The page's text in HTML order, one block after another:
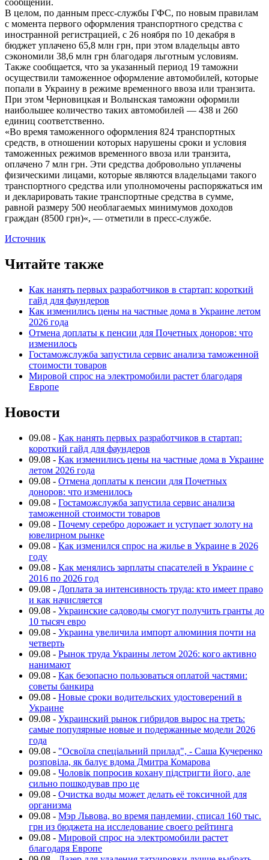
сообщении.
В целом, по данным пресс-службы ГФС, по новым правилам
с момента первого оформления транспортного средства с
иностранной регистрацией, с 26 ноября по 10 декабря в
бюджет уплачено 65,8 млн грн, при этом владельцы авто
сэкономили 38,6 млн грн благодаря льготным условиям.
Также сообщается, что за указанный период 19 таможни
осуществили таможенное оформление автомобилей, которые
попали в Украину в режиме временного ввоза или транзита.
При этом Черновицкая и Волынская таможни оформили
наибольшее количество таких автомобилей — 438 и 260
единиц соответственно.
«Во время таможенного оформления 824 транспортных
средств, в отношении которых нарушены сроки и условия
таможенных режимов временного ввоза или транзита,
оплачено 7 млн грн. Эти средства добровольно уплачены
физическими лицами, которые являются владельцами такого
транспортного средства или уполномочены распоряжаться им
и декларировать такие транспортные средства в сумме,
равной размеру 500 необлагаемых минимумов доходов
граждан (8500 грн)«, — отметили в пресс-службе.
Источник
Читайте также
Как нанять первых разработчиков в стартап: короткий
гайд для фаундеров
Как изменились цены на частные дома в Украине летом
2026 года
Отмена доплаты к пенсии для Почетных доноров: что
изменилось
Гостаможслужба запустила сервис анализа таможенной
стоимости товаров
Мировой спрос на электромобили растет благодаря
Европе
Новости
09.08 - Как нанять первых разработчиков в стартап:
короткий гайд для фаундеров
09.08 - Как изменились цены на частные дома в Украине
летом 2026 года
09.08 - Отмена доплаты к пенсии для Почетных
доноров: что изменилось
09.08 - Гостаможслужба запустила сервис анализа
таможенной стоимости товаров
09.08 - Почему серебро дорожает и уступает золоту на
ювелирном рынке
09.08 - Как изменился спрос на жилье в Украине в 2026
году
09.08 - Как менялись зарплаты спасателей в Украине с
2016 по 2026 год
09.08 - Доплата за интенсивность труда: кто имеет право
и как начисляется
09.08 - Украинские садоводы смогут получить гранты до
10 тысяч евро
09.08 - Украина увеличила импорт алюминия почти на
четверть
09.08 - Рынок труда Украины летом 2026: кого активно
нанимают
09.08 - Как безопасно пользоваться оплатой частями:
советы банкира
09.08 - Новые сроки водительских удостоверений в
Украине
09.08 - Украинский рынок гибридов вырос на треть:
самые популярные новые и подержанные модели 2026
года
09.08 - "Освоїла спеціальний прилад", - Саша Кучеренко
розповіла, як балує вдома Дмитра Комарова
09.08 - Чоловік попросив кохану підстригти його, але
сильно пошкодував про це
09.08 - Очистка воды может делать её токсичной для
организма
09.08 - Мэр Львова, во время пандемии, списал 160 тыс.
грн из бюджета на исследование своего рейтинга
09.08 - Мировой спрос на электромобили растет
благодаря Европе